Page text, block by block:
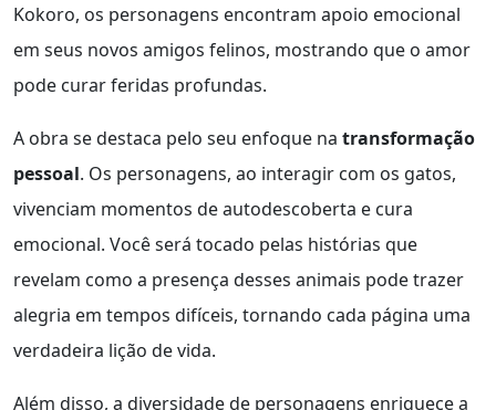
Kokoro, os personagens encontram apoio emocional
em seus novos amigos felinos, mostrando que o amor
pode curar feridas profundas.
A obra se destaca pelo seu enfoque na transformação
pessoal. Os personagens, ao interagir com os gatos,
vivenciam momentos de autodescoberta e cura
emocional. Você será tocado pelas histórias que
revelam como a presença desses animais pode trazer
alegria em tempos difíceis, tornando cada página uma
verdadeira lição de vida.
Além disso, a diversidade de personagens enriquece a